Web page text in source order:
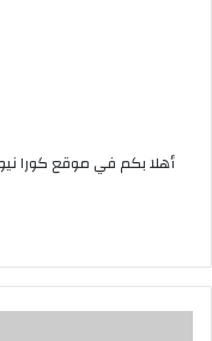
أهلا بكم في موقع كورا